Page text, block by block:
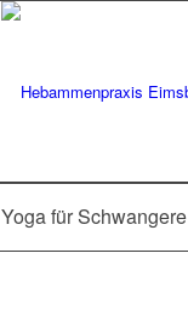
Yoga für Schwangere